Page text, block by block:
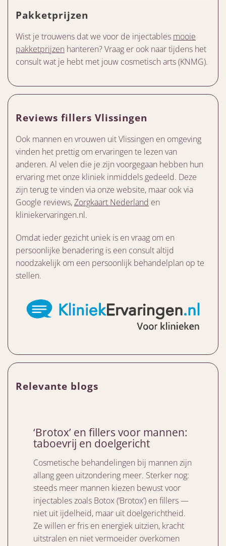
Pakketprijzen
Wist je trouwens dat we voor de injectables mooie
pakketprijzen hanteren? Vraag er ook naar tijdens het
consult wat je hebt met jouw cosmetisch arts (KNMG).
Reviews fillers Vlissingen
Ook mannen en vrouwen uit Vlissingen en omgeving
vinden het prettig om ervaringen te lezen van
anderen. Al velen die je zijn voorgegaan hebben hun
ervaring met onze kliniek inmiddels gedeeld. Deze
zijn terug te vinden via onze website, maar ook via
Google reviews,Zorgkaart Nederland en
kliniekervaringen.nl.
Omdat ieder gezicht uniek is en vraag om en
persoonlijke benadering is een consult altijd
noodzakelijk om een persoonlijk behandelplan op te
stellen.
Relevante blogs
‘Brotox’ en fillers voor mannen:
taboevrij en doelgericht
Cosmetische behandelingen bij mannen zijn
allang geen uitzondering meer. Sterker nog:
steeds meer mannen kiezen bewust voor
injectables zoals Botox (‘Brotox’) en fillers —
niet uit ijdelheid, maar uit doelgerichtheid.
Ze willen er fris en energiek uitzien, kracht
uitstralen en niet vermoeider overkomen